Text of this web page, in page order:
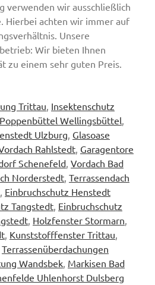
verwenden wir ausschließlich
Hierbei achten wir immer auf
Unsere
Wir bieten Ihnen
zu einem sehr guten Preis.
Trittau, Insektenschutz
Wellingsbüttel,
Ulzburg, Glasoase
Rahlstedt, Garagentore
Schenefeld, Vordach Bad
Norderstedt, Terrassendach
, Einbruchschutz Henstedt
Tangstedt, Einbruchschutz
, Holzfenster Stormarn,
, Kunststofffenster Trittau,
Terrassenüberdachungen
Wandsbek, Markisen Bad
Uhlenhorst Dulsberg